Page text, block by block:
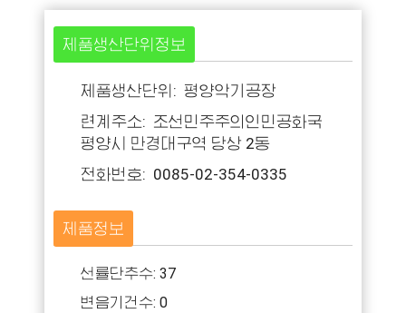
제품생산단위정보
제품생산단위: 평양악기공장
련계주소: 조선민주주의인민공화국
평양시 만경대구역 당상 2동
전화번호: 0085-02-354-0335
제품정보
선률단추수: 37
변음기건수: 0